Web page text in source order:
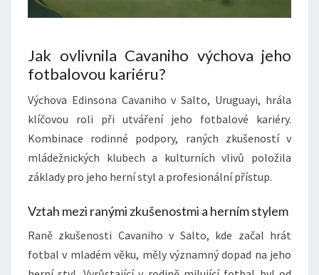
Jak ovlivnila Cavaniho výchova jeho
fotbalovou kariéru?
Výchova Edinsona Cavaniho v Salto, Uruguayi, hrála
klíčovou roli při utváření jeho fotbalové kariéry.
Kombinace rodinné podpory, raných zkušeností v
mládežnických klubech a kulturních vlivů položila
základy pro jeho herní styl a profesionální přístup.
Vztah mezi ranými zkušenostmi a herním stylem
Raně zkušenosti Cavaniho v Salto, kde začal hrát
fotbal v mladém věku, měly významný dopad na jeho